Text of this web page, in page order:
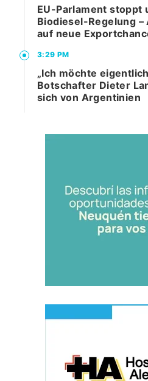
EU-Parlament stoppt
Biodiesel-Regelung
auf neue
3:29 PM
„Ich möchte
Botschafter Dieter
sich von Argentinien